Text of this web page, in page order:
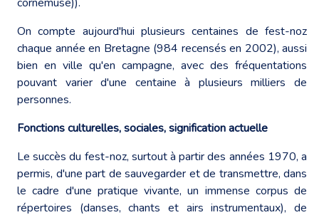
On compte aujourd'hui plusieurs centaines de fest-noz
chaque année en Bretagne (984 recensés en 2002), aussi
bien en ville qu'en campagne, avec des fréquentations
pouvant varier d'une centaine à plusieurs milliers de
personnes.
Fonctions culturelles, sociales, signification actuelle
Le succès du fest-noz, surtout à partir des années 1970, a
permis, d'une part de sauvegarder et de transmettre, dans
le cadre d'une pratique vivante, un immense corpus de
répertoires (danses, chants et airs instrumentaux), de